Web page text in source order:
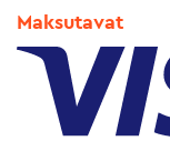
Maksutavat